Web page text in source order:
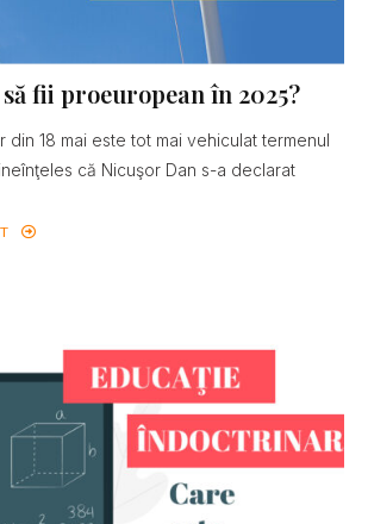
fii proeuropean în 2025?
din 18 mai este tot mai vehiculat termenul
că Nicuşor Dan s-a declarat